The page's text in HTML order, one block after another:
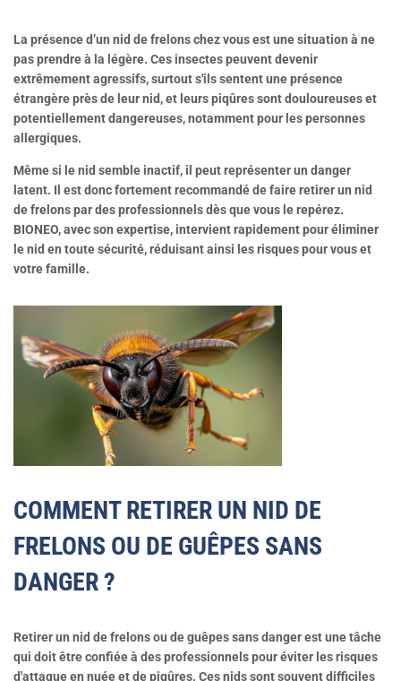
La présence d’un nid de frelons chez vous est une situation à ne
pas prendre à la légère. Ces insectes peuvent devenir
extrêmement agressifs, surtout s'ils sentent une présence
étrangère près de leur nid, et leurs piqûres sont douloureuses et
potentiellement dangereuses, notamment pour les personnes
allergiques.
Même si le nid semble inactif, il peut représenter un danger
latent. Il est donc fortement recommandé de faire retirer un nid
de frelons par des professionnels dès que vous le repérez.
BIONEO, avec son expertise, intervient rapidement pour éliminer
le nid en toute sécurité, réduisant ainsi les risques pour vous et
votre famille.
COMMENT RETIRER UN NID DE
FRELONS OU DE GUÊPES SANS
DANGER ?
Retirer un nid de frelons ou de guêpes sans danger est une tâche
qui doit être confiée à des professionnels pour éviter les risques
d'attaque en nuée et de piqûres. Ces nids sont souvent difficiles